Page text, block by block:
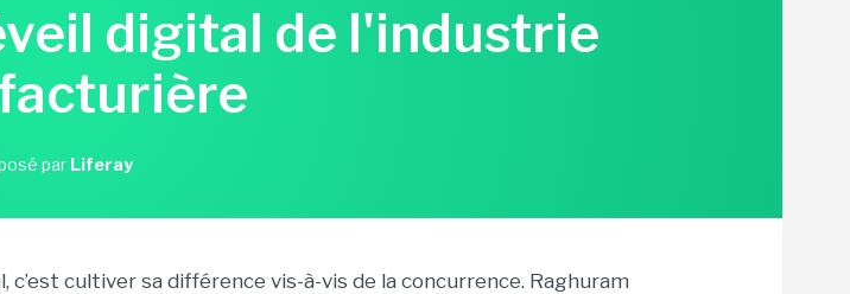
digital de l'industrie
par Liferay
c’est cultiver sa différence vis-à-vis de la concurrence. Raghuram